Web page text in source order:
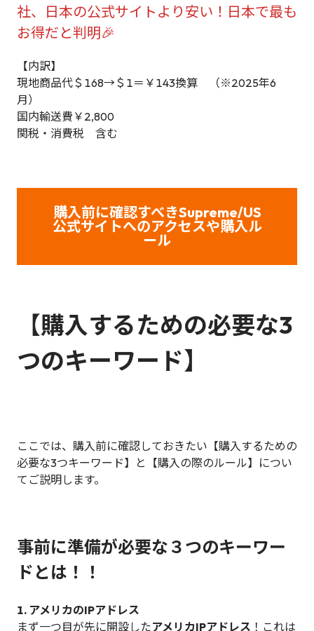
社、日本の公式サイトより安い！日本で最も
お得だと判明🎉
【内訳】
現地商品代＄168→＄1＝￥143換算 （※2025年6
月）
国内輸送費￥2,800
関税・消費税 含む
購入前に確認すべきSupreme/US
公式サイトへのアクセスや購入ル
ール
【購入するための必要な3
つのキーワード】
ここでは、購入前に確認しておきたい【購入するための
必要な3つキーワード】と【購入の際のルール】につい
てご説明します。
事前に準備が必要な３つのキーワー
ドとは！！
1. アメリカのIPアドレス
まず一つ目が先に開設したアメリカIPアドレス ！これは